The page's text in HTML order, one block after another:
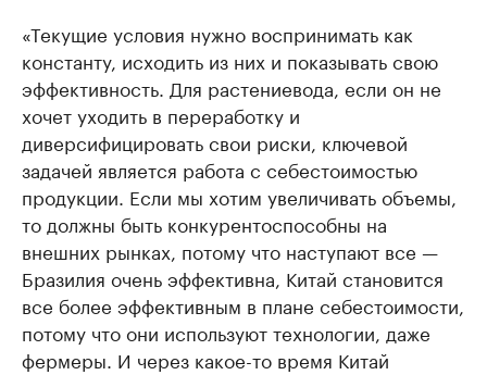
«Текущие условия нужно воспринимать как
константу, исходить из них и показывать свою
эффективность. Для растениевода, если он не
хочет уходить в переработку и
диверсифицировать свои риски, ключевой
задачей является работа с себестоимостью
продукции. Если мы хотим увеличивать объемы,
то должны быть конкурентоспособны на
внешних рынках, потому что наступают все —
Бразилия очень эффективна, Китай становится
все более эффективным в плане себестоимости,
потому что они используют технологии, даже
фермеры. И через какое-то время Китай